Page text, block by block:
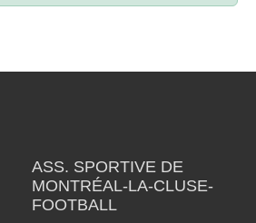
ASS. SPORTIVE DE
MONTRÉAL-LA-CLUSE-
FOOTBALL